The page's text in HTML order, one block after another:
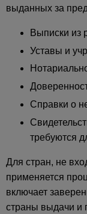
выданных за
Выписки из
Уставы и
Справки о
требуются
Для стран, не
применяется
включает
страны выдачи и